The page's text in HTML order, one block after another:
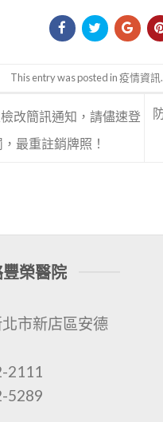
This entry was posted in疫情資訊
改簡訊通知，請儘速登
最重註銷牌照！
榮醫院
市新店區安德
2111
5289